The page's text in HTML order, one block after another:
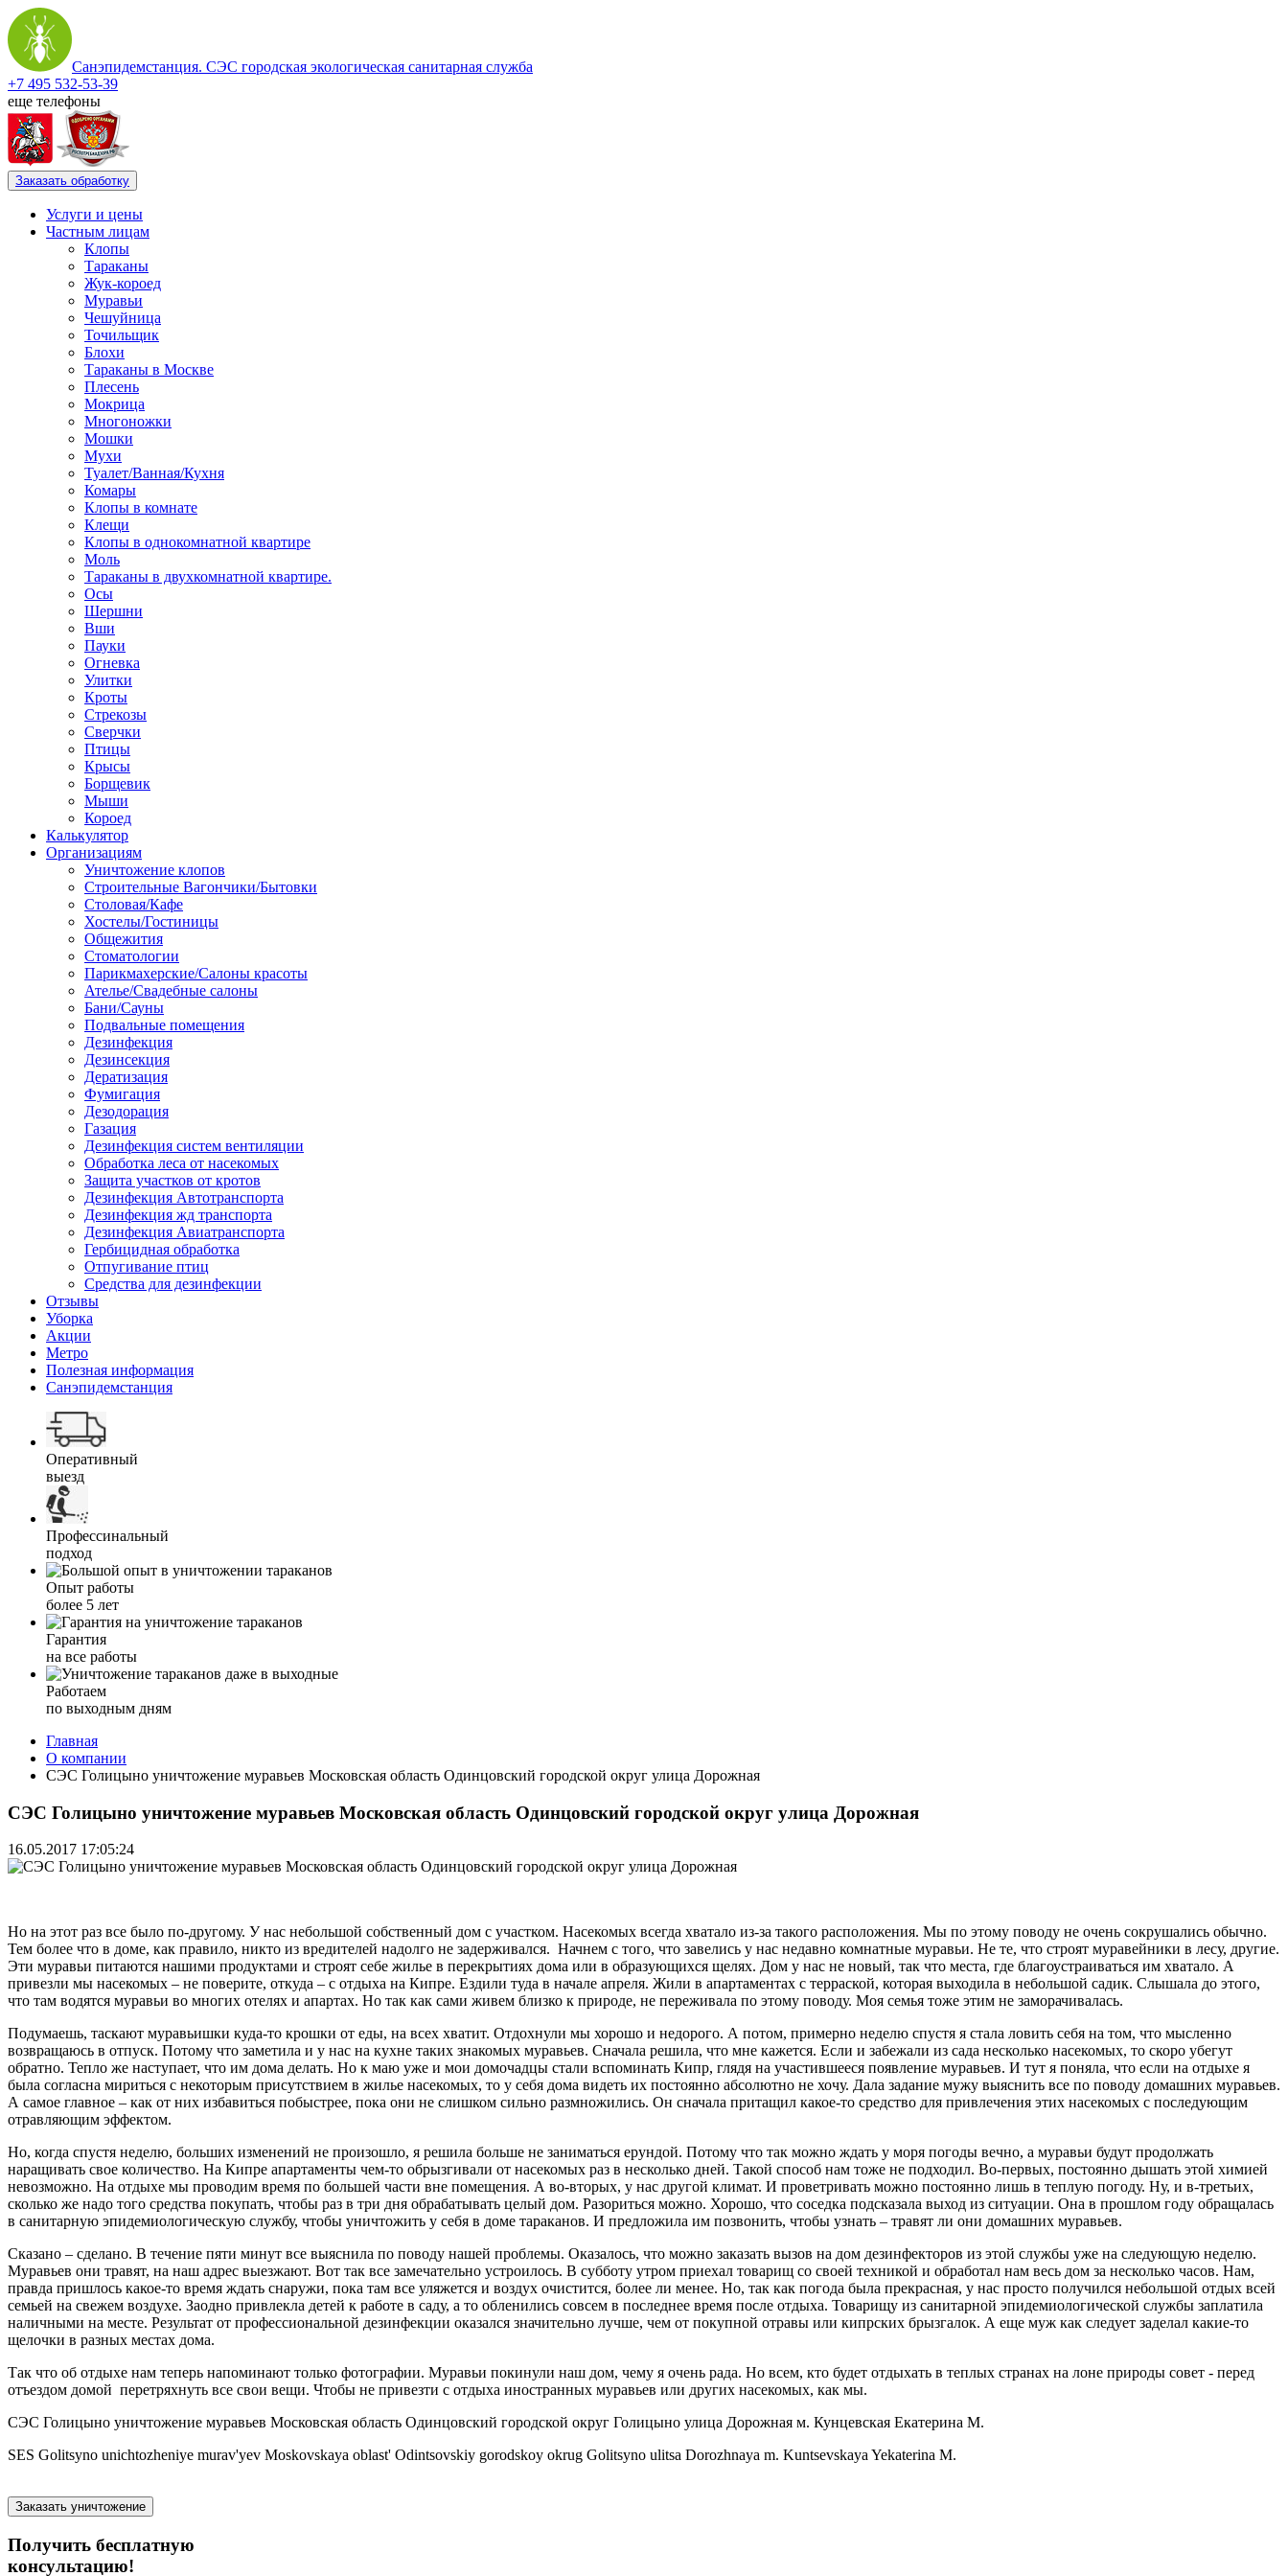
Санэпидемстанция. СЭС городская экологическая санитарная служба
+7 495 532-53-39
еще телефоны
Заказать обработку
Услуги и цены
Частным лицам
Клопы
Тараканы
Жук-короед
Муравьи
Чешуйница
Точильщик
Блохи
Тараканы в Москве
Плесень
Мокрица
Многоножки
Мошки
Мухи
Туалет/Ванная/Кухня
Комары
Клопы в комнате
Клещи
Клопы в однокомнатной квартире
Моль
Тараканы в двухкомнатной квартире.
Осы
Шершни
Вши
Пауки
Огневка
Улитки
Кроты
Стрекозы
Сверчки
Птицы
Крысы
Борщевик
Мыши
Короед
Калькулятор
Организациям
Уничтожение клопов
Строительные Вагончики/Бытовки
Столовая/Кафе
Хостелы/Гостиницы
Общежития
Стоматологии
Парикмахерские/Салоны красоты
Ателье/Свадебные салоны
Бани/Сауны
Подвальные помещения
Дезинфекция
Дезинсекция
Дератизация
Фумигация
Дезодорация
Газация
Дезинфекция систем вентиляции
Обработка леса от насекомых
Защита участков от кротов
Дезинфекция Автотранспорта
Дезинфекция жд транспорта
Дезинфекция Авиатранспорта
Гербицидная обработка
Отпугивание птиц
Средства для дезинфекции
Отзывы
Уборка
Акции
Метро
Полезная информация
Санэпидемстанция
Оперативный
выезд
Профессинальный
подход
Опыт работы
более 5 лет
Гарантия
на все работы
Работаем
по выходным дням
Главная
О компании
СЭС Голицыно уничтожение муравьев Московская область Одинцовский городской округ улица Дорожная
СЭС Голицыно уничтожение муравьев Московская область Одинцовский городской округ улица Дорожная
16.05.2017 17:05:24
Но на этот раз все было по-другому. У нас небольшой собственный дом с участком. Насекомых всегда хватало из-за такого расположения. Мы по этому поводу не очень сокрушались обычно.
Тем более что в доме, как правило, никто из вредителей надолго не задерживался. Начнем с того, что завелись у нас недавно комнатные муравьи. Не те, что строят муравейники в лесу, другие.
Эти муравьи питаются нашими продуктами и строят себе жилье в перекрытиях дома или в образующихся щелях. Дом у нас не новый, так что места, где благоустраиваться им хватало. А
привезли мы насекомых – не поверите, откуда – с отдыха на Кипре. Ездили туда в начале апреля. Жили в апартаментах с терраской, которая выходила в небольшой садик. Слышала до этого,
что там водятся муравьи во многих отелях и апартах. Но так как сами живем близко к природе, не переживала по этому поводу. Моя семья тоже этим не заморачивалась.
Подумаешь, таскают муравьишки куда-то крошки от еды, на всех хватит. Отдохнули мы хорошо и недорого. А потом, примерно неделю спустя я стала ловить себя на том, что мысленно
возвращаюсь в отпуск. Потому что заметила и у нас на кухне таких знакомых муравьев. Сначала решила, что мне кажется. Если и забежали из сада несколько насекомых, то скоро убегут
обратно. Тепло же наступает, что им дома делать. Но к маю уже и мои домочадцы стали вспоминать Кипр, глядя на участившееся появление муравьев. И тут я поняла, что если на отдыхе я
была согласна мириться с некоторым присутствием в жилье насекомых, то у себя дома видеть их постоянно абсолютно не хочу. Дала задание мужу выяснить все по поводу домашних муравьев.
А самое главное – как от них избавиться побыстрее, пока они не слишком сильно размножились. Он сначала притащил какое-то средство для привлечения этих насекомых с последующим
отравляющим эффектом.
Но, когда спустя неделю, больших изменений не произошло, я решила больше не заниматься ерундой. Потому что так можно ждать у моря погоды вечно, а муравьи будут продолжать
наращивать свое количество. На Кипре апартаменты чем-то обрызгивали от насекомых раз в несколько дней. Такой способ нам тоже не подходил. Во-первых, постоянно дышать этой химией
невозможно. На отдыхе мы проводим время по большей части вне помещения. А во-вторых, у нас другой климат. И проветривать можно постоянно лишь в теплую погоду. Ну, и в-третьих,
сколько же надо того средства покупать, чтобы раз в три дня обрабатывать целый дом. Разориться можно. Хорошо, что соседка подсказала выход из ситуации. Она в прошлом году обращалась
в санитарную эпидемиологическую службу, чтобы уничтожить у себя в доме тараканов. И предложила им позвонить, чтобы узнать – травят ли они домашних муравьев.
Сказано – сделано. В течение пяти минут все выяснила по поводу нашей проблемы. Оказалось, что можно заказать вызов на дом дезинфекторов из этой службы уже на следующую неделю.
Муравьев они травят, на наш адрес выезжают. Вот так все замечательно устроилось. В субботу утром приехал товарищ со своей техникой и обработал нам весь дом за несколько часов. Нам,
правда пришлось какое-то время ждать снаружи, пока там все уляжется и воздух очистится, более ли менее. Но, так как погода была прекрасная, у нас просто получился небольшой отдых всей
семьей на свежем воздухе. Заодно привлекла детей к работе в саду, а то обленились совсем в последнее время после отдыха. Товарищу из санитарной эпидемиологической службы заплатила
наличными на месте. Результат от профессиональной дезинфекции оказался значительно лучше, чем от покупной отравы или кипрских брызгалок. А еще муж как следует заделал какие-то
щелочки в разных местах дома.
Так что об отдыхе нам теперь напоминают только фотографии. Муравьи покинули наш дом, чему я очень рада. Но всем, кто будет отдыхать в теплых странах на лоне природы совет - перед
отъездом домой перетряхнуть все свои вещи. Чтобы не привезти с отдыха иностранных муравьев или других насекомых, как мы.
СЭС Голицыно уничтожение муравьев Московская область Одинцовский городской округ Голицыно улица Дорожная м. Кунцевская Екатерина М.
SES Golitsyno unichtozheniye murav'yev Moskovskaya oblast' Odintsovskiy gorodskoy okrug Golitsyno ulitsa Dorozhnaya m. Kuntsevskaya Yekaterina M.
Заказать уничтожение
Получить бесплатную
консультацию!